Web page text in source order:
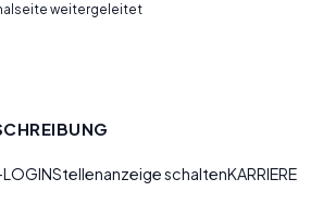
weitergeleitet
LOGINStellenanzeige schaltenKARRIERE